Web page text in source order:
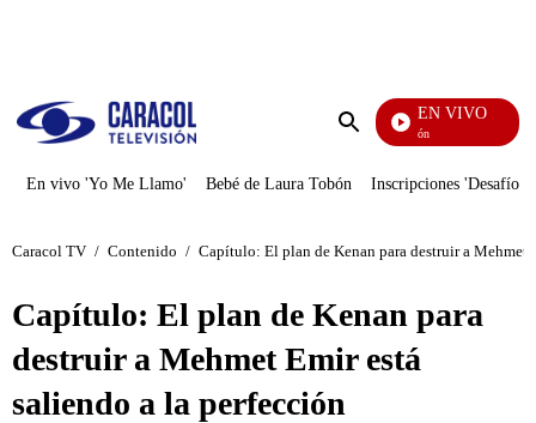
Enviar
EN VIVO
Pura Diversión
En vivo 'Yo Me Llamo' Bebé de Laura Tobón Inscripciones 'Desafío'
Caracol TV / Contenido / Capítulo: El plan de Kenan para destruir a Mehmet
Capítulo: El plan de Kenan para
destruir a Mehmet Emir está
saliendo a la perfección